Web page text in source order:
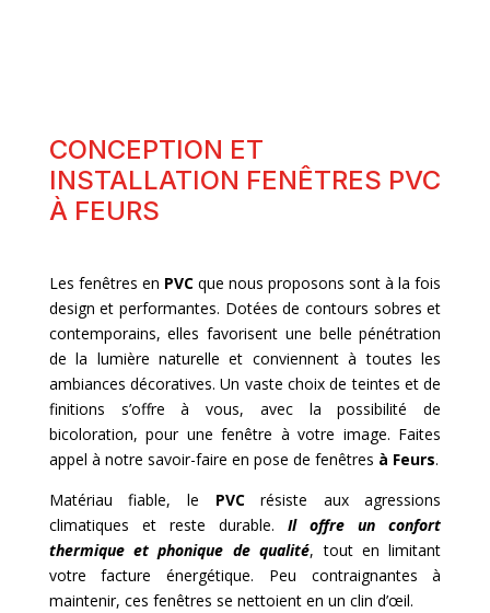
CONCEPTION ET
INSTALLATION FENÊTRES PVC
À FEURS
Les fenêtres en PVCque nous proposons sont à la fois
design et performantes. Dotées de contours sobres et
contemporains, elles favorisent une belle pénétration
de la lumière naturelle et conviennent à toutes les
ambiances décoratives. Un vaste choix de teintes et de
finitions s’offre à vous, avec la possibilité de
bicoloration, pour une fenêtre à votre image. Faites
appel à notre savoir-faire en pose de fenêtres à Feurs.
Matériau fiable, le PVCrésiste aux agressions
climatiques et reste durable.Il offre un confort
thermique et phonique de qualité, tout en limitant
votre facture énergétique. Peu contraignantes à
maintenir, ces fenêtres se nettoient en un clin d’œil.